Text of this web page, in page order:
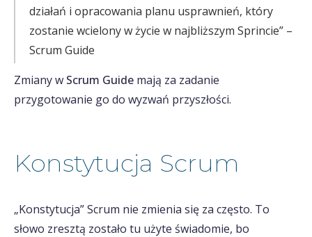
działań i opracowania planu usprawnień, który
zostanie wcielony w życie w najbliższym Sprincie” –
Scrum Guide
Zmiany w Scrum Guide mają za zadanie
przygotowanie go do wyzwań przyszłości.
Konstytucja Scrum
„Konstytucja” Scrum nie zmienia się za często. To
słowo zresztą zostało tu użyte świadomie, bo